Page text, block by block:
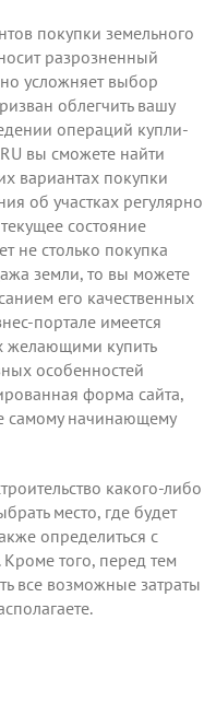
покупки земельного
разрозненный
усложняет выбор
облегчить вашу
операций купли-
вы сможете найти
вариантах покупки
об участках регулярно
состояние
не столько покупка
земли, то вы можете
его качественных
портале имеется
желающими купить
особенностей
форма сайта,
самому начинающему
какого-либо
место, где будет
определиться с
того, перед тем
все возможные затраты